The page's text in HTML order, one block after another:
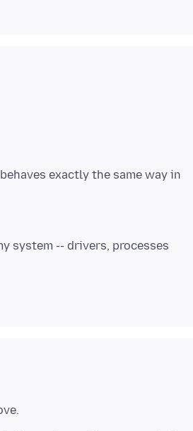
exactly the same way in
system -- drivers, processes